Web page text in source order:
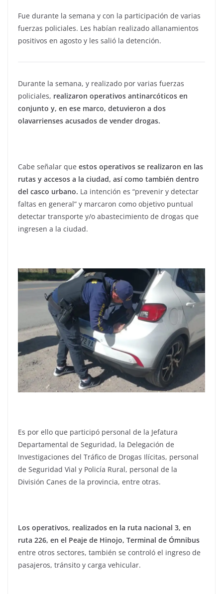
Fue durante la semana y con la participación de varias
fuerzas policiales. Les habían realizado allanamientos
positivos en agosto y les salió la detención.
Durante la semana, y realizado por varias fuerzas
policiales, realizaron operativos antinarcóticos en
conjunto y, en ese marco, detuvieron a dos
olavarrienses acusados de vender drogas.
Cabe señalar que estos operativos se realizaron en las
rutas y accesos a la ciudad, así como también dentro
del casco urbano. La intención es “prevenir y detectar
faltas en general” y marcaron como objetivo puntual
detectar transporte y/o abastecimiento de drogas que
ingresen a la ciudad.
Es por ello que participó personal de la Jefatura
Departamental de Seguridad, la Delegación de
Investigaciones del Tráfico de Drogas Ilícitas, personal
de Seguridad Vial y Policía Rural, personal de la
División Canes de la provincia, entre otras.
Los operativos, realizados en la ruta nacional 3, en
ruta 226, en el Peaje de Hinojo, Terminal de Ómnibus
entre otros sectores, también se controló el ingreso de
pasajeros, tránsito y carga vehicular.